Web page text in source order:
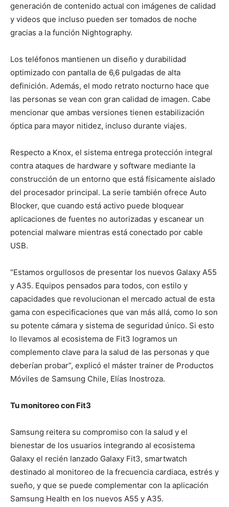
generación de contenido actual con imágenes de calidad
y videos que incluso pueden ser tomados de noche
gracias a la función Nightography.
Los teléfonos mantienen un diseño y durabilidad
optimizado con pantalla de 6,6 pulgadas de alta
definición. Además, el modo retrato nocturno hace que
las personas se vean con gran calidad de imagen. Cabe
mencionar que ambas versiones tienen estabilización
óptica para mayor nitidez, incluso durante viajes.
Respecto a Knox, el sistema entrega protección integral
contra ataques de hardware y software mediante la
construcción de un entorno que está físicamente aislado
del procesador principal. La serie también ofrece Auto
Blocker, que cuando está activo puede bloquear
aplicaciones de fuentes no autorizadas y escanear un
potencial malware mientras está conectado por cable
USB.
“Estamos orgullosos de presentar los nuevos Galaxy A55
y A35. Equipos pensados para todos, con estilo y
capacidades que revolucionan el mercado actual de esta
gama con especificaciones que van más allá, como lo son
su potente cámara y sistema de seguridad único. Si esto
lo llevamos al ecosistema de Fit3 logramos un
complemento clave para la salud de las personas y que
deberían probar”, explicó el máster trainer de Productos
Móviles de Samsung Chile, Elías Inostroza.
Tu monitoreo con Fit3
Samsung reitera su compromiso con la salud y el
bienestar de los usuarios integrando al ecosistema
Galaxy el recién lanzado Galaxy Fit3, smartwatch
destinado al monitoreo de la frecuencia cardiaca, estrés y
sueño, y que se puede complementar con la aplicación
Samsung Health en los nuevos A55 y A35.